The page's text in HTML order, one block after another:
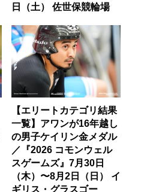
日（土） 佐世保競輪場
【エリートカテゴリ結果
一覧】アワンが16年越し
の男子ケイリン金メダル
／『2026 コモンウェル
スゲームズ』7月30日
（木）〜8月2日（日） イ
ギリス・グラスゴー